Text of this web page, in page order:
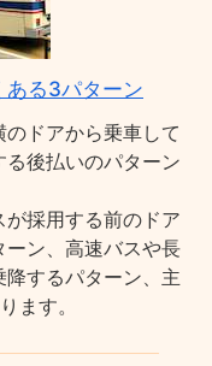
ある3パターン
ドアから乗車して
後払いのパターン
採用する前のドア
ン、高速バスや長
するパターン、主
ます。